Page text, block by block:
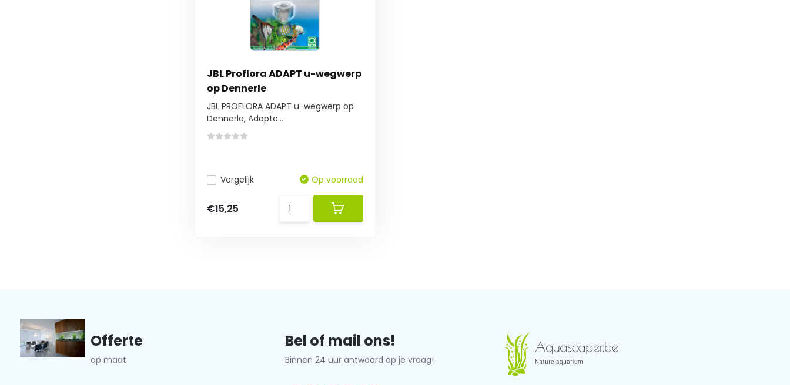
JBL Proflora ADAPT u-wegwerp
op Dennerle
JBL PROFLORA ADAPT u-wegwerp op
Dennerle, Adapte...
Vergelijk Op voorraad
€15,25
Offerte
op maat
Bel of mail ons!
Binnen 24 uur antwoord op je vraag!